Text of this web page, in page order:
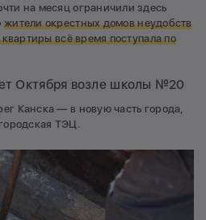
на месяц ограничили здесь
жители окрестных домов неудобств
всё время поступала по
Октября возле школы №20
Канска — в новую часть города,
ТЭЦ.